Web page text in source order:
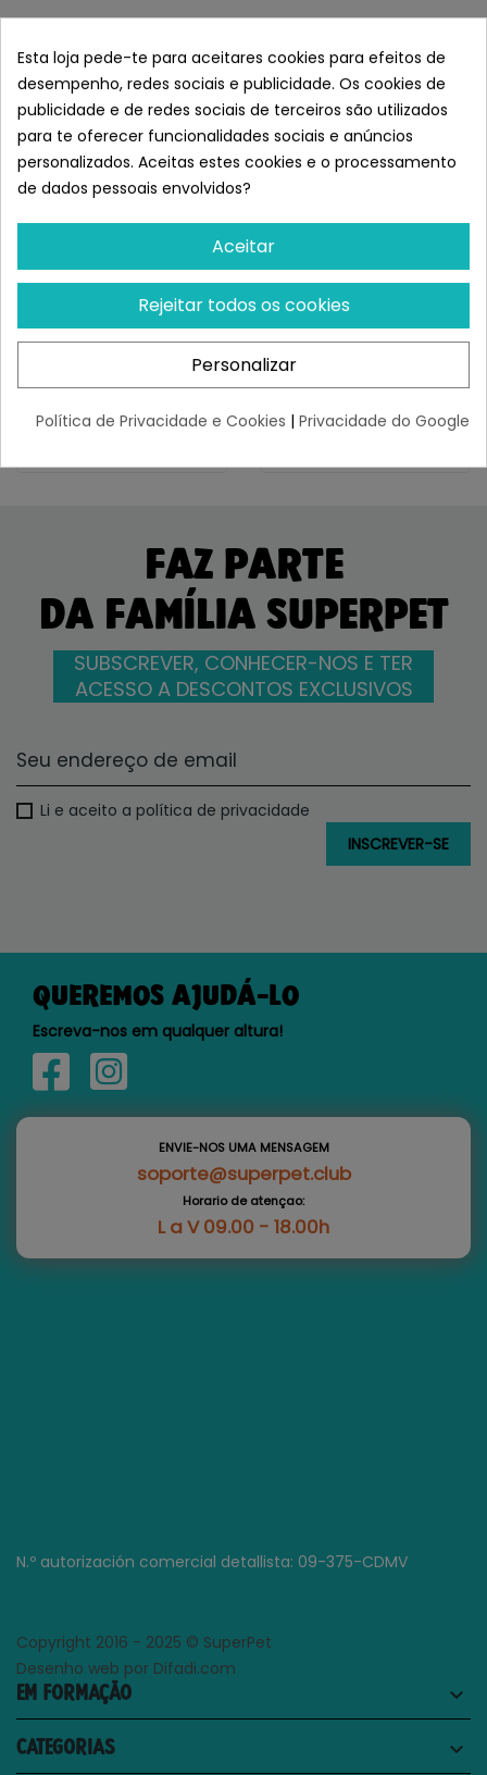
¡Últimas produtos!
3,91 €
Oreja De Cerdo 150gr
¡Últimas produtos!
5,39 €
FAZ PARTE
DA FAMÍLIA SUPERPET
SUBSCREVER, CONHECER-NOS E TER
ACESSO A DESCONTOS EXCLUSIVOS
Li e aceito a política de privacidade
QUEREMOS AJUDÁ-LO
Escreva-nos em qualquer altura!
ENVIE-NOS UMA MENSAGEM
soporte@superpet.club
Horario de atençao:
L a V 09.00 - 18.00h
N.º autorización comercial detallista: 09-375-CDMV
Copyright 2016 - 2025 © SuperPet
Desenho web por Difadi.com
EM FORMAÇÃO keyboard_arrow_down
CATEGORIAS keyboard_arrow_down
Esta loja pede-te para aceitares cookies para efeitos de
desempenho, redes sociais e publicidade. Os cookies de
publicidade e de redes sociais de terceiros são utilizados
para te oferecer funcionalidades sociais e anúncios
personalizados. Aceitas estes cookies e o processamento
de dados pessoais envolvidos?
Aceitar
Rejeitar todos os cookies
Personalizar
Política de Privacidade e Cookies | Privacidade do Google